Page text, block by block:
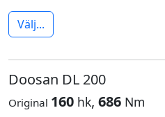
Välj...
Doosan DL 200
Original 160 hk, 686 Nm